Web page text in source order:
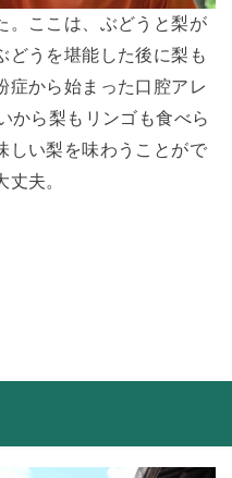
。ここは、ぶどうと梨が
どうを堪能した後に梨も
症から始まった口腔アレ
から梨もリンゴも食べら
しい梨を味わうことがで
丈夫。